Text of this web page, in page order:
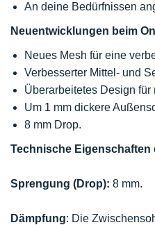
An deine Bedürfnissen
Neuentwicklungen beim
Neues Mesh für eine
Verbesserter Mittel- und
Überarbeitetes Design für
Um 1 mm dickere
8 mm Drop.
Technische
Sprengung (Drop): 8 mm.
Dämpfung: Die